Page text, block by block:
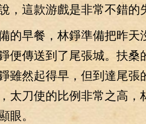
，這款游戲是非常不錯的
早餐，林錚準備把昨天
便傳送到了尾張城。扶桑
雖然起得早，但到達尾張
太刀使的比例非常之高，
眼。